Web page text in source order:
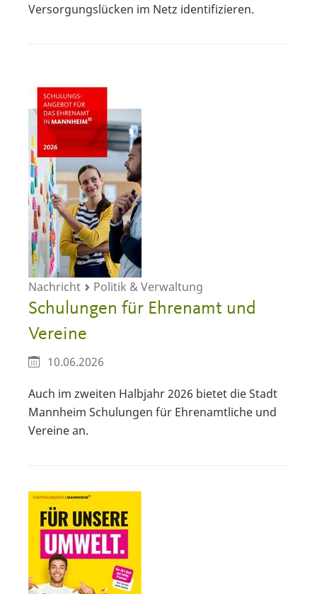
Versorgungslücken im Netz identifizieren.
Nachricht Politik & Verwaltung
Schulungen für Ehrenamt und
Vereine
10.06.2026
Auch im zweiten Halbjahr 2026 bietet die Stadt
Mannheim Schulungen für Ehrenamtliche und
Vereine an.